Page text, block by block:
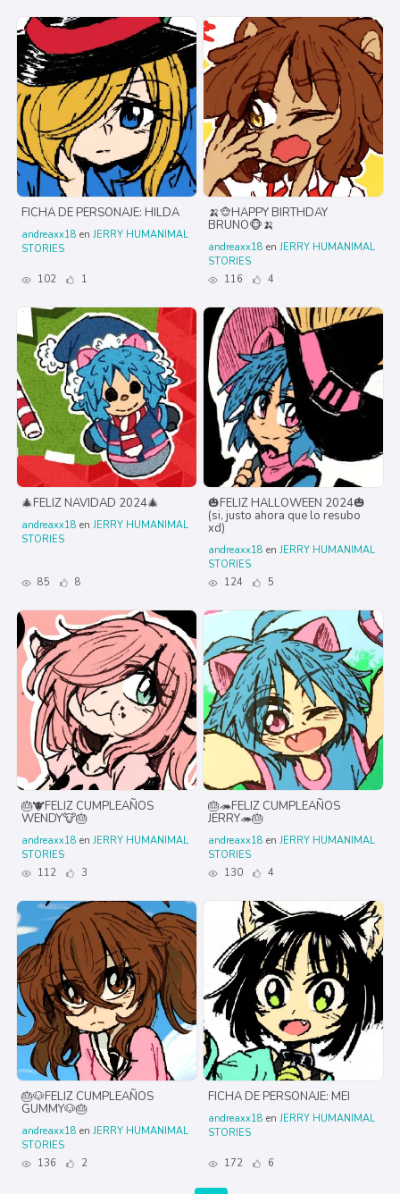
FICHA DE PERSONAJE: HILDA
andreaxx18 en JERRY HUMANIMAL
STORIES
102 1
🍌🐵HAPPY BIRTHDAY
BRUNO🐵🍌
andreaxx18 en JERRY HUMANIMAL
STORIES
116
4
🎄FELIZ NAVIDAD 2024🎄
andreaxx18 en JERRY HUMANIMAL
STORIES
85 8
🎃FELIZ HALLOWEEN 2024🎃
(si, justo ahora que lo resubo
xd)
andreaxx18 en JERRY HUMANIMAL
STORIES
124
5
🎂🐮FELIZ CUMPLEAÑOS
WENDY🐮🎂
andreaxx18 en JERRY HUMANIMAL
STORIES
112
3
🎂🦔FELIZ CUMPLEAÑOS
JERRY🦔🎂
andreaxx18 en JERRY HUMANIMAL
STORIES
130
4
🎂🐶FELIZ CUMPLEAÑOS
GUMMY🐶🎂
andreaxx18 en JERRY HUMANIMAL
STORIES
136
2
FICHA DE PERSONAJE: MEI
andreaxx18 en JERRY HUMANIMAL
STORIES
172 6